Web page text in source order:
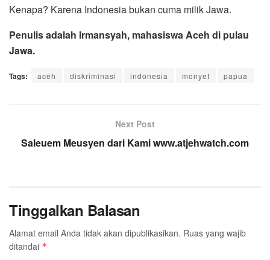
Kenapa? Karena Indonesia bukan cuma milik Jawa.
Penulis adalah Irmansyah, mahasiswa Aceh di pulau
Jawa.
Tags: aceh diskriminasi indonesia monyet papua
Next Post
Saleuem Meusyen dari Kami www.atjehwatch.com
Tinggalkan Balasan
Alamat email Anda tidak akan dipublikasikan. Ruas yang wajib
ditandai *